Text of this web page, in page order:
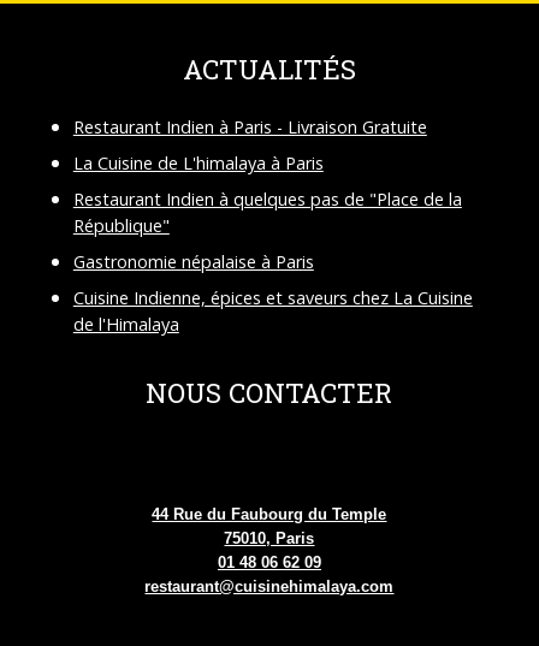
ACTUALITÉS
Restaurant Indien à Paris - Livraison Gratuite
La Cuisine de L'himalaya à Paris
Restaurant Indien à quelques pas de "Place de la
République"
Gastronomie népalaise à Paris
Cuisine Indienne, épices et saveurs chez La Cuisine
de l'Himalaya
NOUS CONTACTER
44 Rue du Faubourg du Temple
75010, Paris
01 48 06 62 09
restaurant@cuisinehimalaya.com